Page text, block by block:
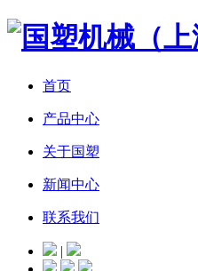
首页
产品中心
关于国塑
新闻中心
联系我们
|